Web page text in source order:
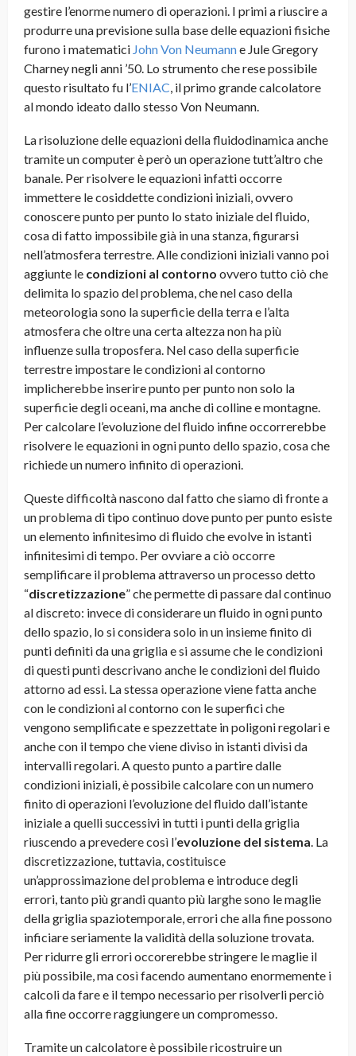
gestire l’enorme numero di operazioni. I primi a riuscire a
produrre una previsione sulla base delle equazioni fisiche
furono i matematici John Von Neumanne Jule Gregory
Charney negli anni ’50. Lo strumento che rese possibile
questo risultato fu l’ENIAC, il primo grande calcolatore
al mondo ideato dallo stesso Von Neumann.
La risoluzione delle equazioni della fluidodinamica anche
tramite un computer è però un operazione tutt’altro che
banale. Per risolvere le equazioni infatti occorre
immettere le cosiddette condizioni iniziali, ovvero
conoscere punto per punto lo stato iniziale del fluido,
cosa di fatto impossibile già in una stanza, figurarsi
nell’atmosfera terrestre. Alle condizioni iniziali vanno poi
aggiunte le condizioni al contorno ovvero tutto ciò che
delimita lo spazio del problema, che nel caso della
meteorologia sono la superficie della terra e l’alta
atmosfera che oltre una certa altezza non ha più
influenze sulla troposfera. Nel caso della superficie
terrestre impostare le condizioni al contorno
implicherebbe inserire punto per punto non solo la
superficie degli oceani, ma anche di colline e montagne.
Per calcolare l’evoluzione del fluido infine occorrerebbe
risolvere le equazioni in ogni punto dello spazio, cosa che
richiede un numero infinito di operazioni.
Queste difficoltà nascono dal fatto che siamo di fronte a
un problema di tipo continuo dove punto per punto esiste
un elemento infinitesimo di fluido che evolve in istanti
infinitesimi di tempo. Per ovviare a ciò occorre
semplificare il problema attraverso un processo detto
“discretizzazione” che permette di passare dal continuo
al discreto: invece di considerare un fluido in ogni punto
dello spazio, lo si considera solo in un insieme finito di
punti definiti da una griglia e si assume che le condizioni
di questi punti descrivano anche le condizioni del fluido
attorno ad essi. La stessa operazione viene fatta anche
con le condizioni al contorno con le superfici che
vengono semplificate e spezzettate in poligoni regolari e
anche con il tempo che viene diviso in istanti divisi da
intervalli regolari. A questo punto a partire dalle
condizioni iniziali, è possibile calcolare con un numero
finito di operazioni l’evoluzione del fluido dall’istante
iniziale a quelli successivi in tutti i punti della griglia
riuscendo a prevedere così l’evoluzione del sistema. La
discretizzazione, tuttavia, costituisce
un’approssimazione del problema e introduce degli
errori, tanto più grandi quanto più larghe sono le maglie
della griglia spaziotemporale, errori che alla fine possono
inficiare seriamente la validità della soluzione trovata.
Per ridurre gli errori occorerebbe stringere le maglie il
più possibile, ma così facendo aumentano enormemente i
calcoli da fare e il tempo necessario per risolverli perciò
alla fine occorre raggiungere un compromesso.
Tramite un calcolatore è possibile ricostruire un